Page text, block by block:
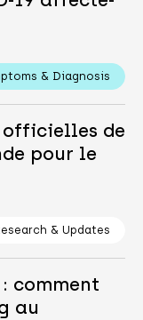
& Diagnosis
officielles de
pour le
& Updates
comment
au